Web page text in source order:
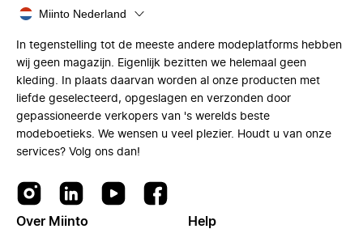
Miinto Nederland
In tegenstelling tot de meeste andere modeplatforms hebben
wij geen magazijn. Eigenlijk bezitten we helemaal geen
kleding. In plaats daarvan worden al onze producten met
liefde geselecteerd, opgeslagen en verzonden door
gepassioneerde verkopers van 's werelds beste
modeboetieks. We wensen u veel plezier. Houdt u van onze
services? Volg ons dan!
Over Miinto Help